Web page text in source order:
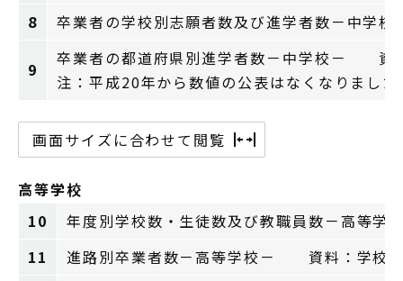
8
卒業者の学校別志願者数及び進学者数－中
9
卒業者の都道府県別進学者数－中学校－ 資
注：平成20年から数値の公表はなくなりました
画面サイズに合わせて閲覧
高等学校
10
年度別学校数・生徒数及び教職員数－高等
11
進路別卒業者数－高等学校－ 資料：学校